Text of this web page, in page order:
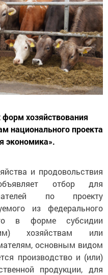
хозяйствования
национального проекта
экономика».
и продовольствия
отбор для
по проекту
из федерального
в форме субсидии
хозяйствам или
основным видом
производство и (или)
продукции, для